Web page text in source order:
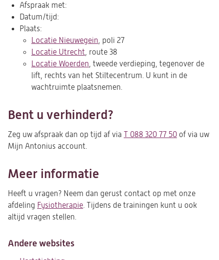
Afspraak met:
Datum/tijd:
Plaats:
Locatie Nieuwegein, poli 27
Locatie Utrecht, route 38
Locatie Woerden, tweede verdieping, tegenover de
lift, rechts van het Stiltecentrum. U kunt in de
wachtruimte plaatsnemen.
Bent u verhinderd?
Zeg uw afspraak dan op tijd af via T 088 320 77 50 of via uw
Mijn Antonius account.
Meer informatie
Heeft u vragen? Neem dan gerust contact op met onze
afdeling Fysiotherapie. Tijdens de trainingen kunt u ook
altijd vragen stellen.
Andere websites